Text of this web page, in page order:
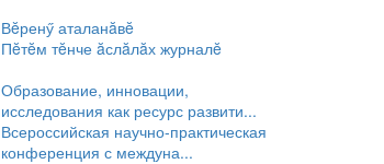
Вĕренӳ аталанăвĕ
Пĕтĕм тĕнче ăслăлăх журналĕ
Образование, инновации,
исследования как ресурс развити...
Всероссийская научно-практическая
конференция с междуна...